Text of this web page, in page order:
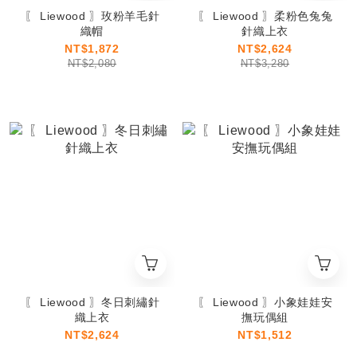
〖 Liewood 〗玫粉羊毛針
織帽
NT$1,872
NT$2,080
〖 Liewood 〗柔粉色兔兔
針織上衣
NT$2,624
NT$3,280
〖 Liewood 〗冬日刺繡針
織上衣
NT$2,624
〖 Liewood 〗小象娃娃安
撫玩偶組
NT$1,512